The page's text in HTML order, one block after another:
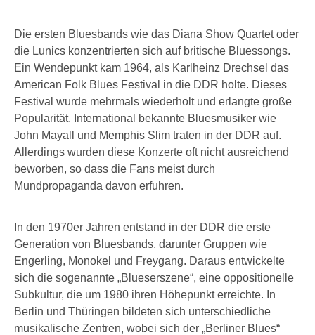
Die ersten Bluesbands wie das Diana Show Quartet oder
die Lunics konzentrierten sich auf britische Bluessongs.
Ein Wendepunkt kam 1964, als Karlheinz Drechsel das
American Folk Blues Festival in die DDR holte. Dieses
Festival wurde mehrmals wiederholt und erlangte große
Popularität. International bekannte Bluesmusiker wie
John Mayall und Memphis Slim traten in der DDR auf.
Allerdings wurden diese Konzerte oft nicht ausreichend
beworben, so dass die Fans meist durch
Mundpropaganda davon erfuhren.
In den 1970er Jahren entstand in der DDR die erste
Generation von Bluesbands, darunter Gruppen wie
Engerling, Monokel und Freygang. Daraus entwickelte
sich die sogenannte „Blueserszene“, eine oppositionelle
Subkultur, die um 1980 ihren Höhepunkt erreichte. In
Berlin und Thüringen bildeten sich unterschiedliche
musikalische Zentren, wobei sich der „Berliner Blues“